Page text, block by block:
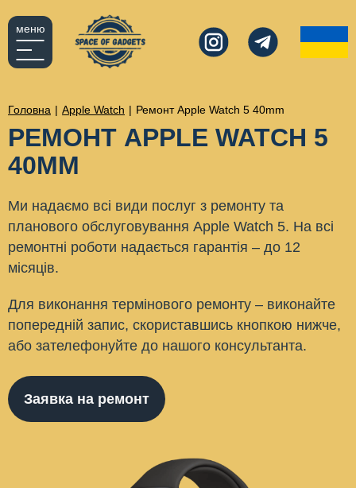
меню
Головна | Apple Watch | Ремонт Apple Watch 5 40mm
РЕМОНТ APPLE WATCH 5
40MM
Ми надаємо всі види послуг з ремонту та
планового обслуговування Apple Watch 5. На всі
ремонтні роботи надається гарантія – до 12
місяців.
Для виконання термінового ремонту – виконайте
попередній запис, скориставшись кнопкою нижче,
або зателефонуйте до нашого консультанта.
Заявка на ремонт